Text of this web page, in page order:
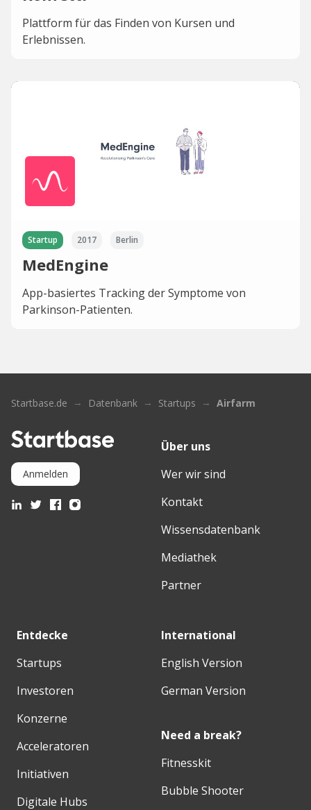
Plattform für das Finden von Kursen und
Erlebnissen.
Startup 2017 Berlin
MedEngine
App-basiertes Tracking der Symptome von
Parkinson-Patienten.
Startbase.de Datenbank Startups Airfarm
Anmelden
Über uns
Wer wir sind
Kontakt
Wissensdatenbank
Mediathek
Partner
Entdecke
Startups
Investoren
Konzerne
Acceleratoren
Initiativen
Digitale Hubs
International
English Version
German Version
Need a break?
Fitnesskit
Bubble Shooter